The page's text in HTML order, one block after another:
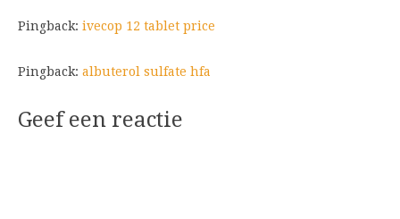
Pingback: ivecop 12 tablet price
Pingback: albuterol sulfate hfa
Geef een reactie